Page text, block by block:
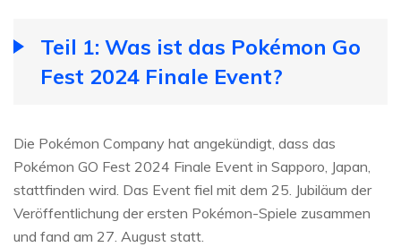
Teil 1: Was ist das Pokémon Go
Fest 2024 Finale Event?
Die Pokémon Company hat angekündigt, dass das
Pokémon GO Fest 2024 Finale Event in Sapporo, Japan,
stattfinden wird. Das Event fiel mit dem 25. Jubiläum der
Veröffentlichung der ersten Pokémon-Spiele zusammen
und fand am 27. August statt.